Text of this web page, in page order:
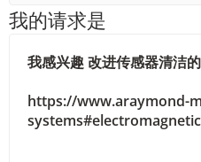
我的请求是